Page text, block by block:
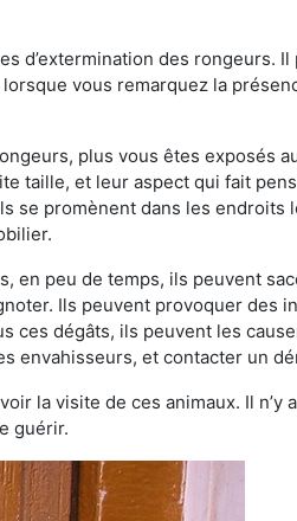
d’extermination des rongeurs. Il
vous remarquez la
plus vous êtes exposés
taille, et leur aspect qui fait
se promènent dans les endroits
en peu de temps, ils peuvent
Ils peuvent provoquer des
ces dégâts, ils peuvent les
envahisseurs, et contacter un
la visite de ces animaux. Il n’y
guérir.